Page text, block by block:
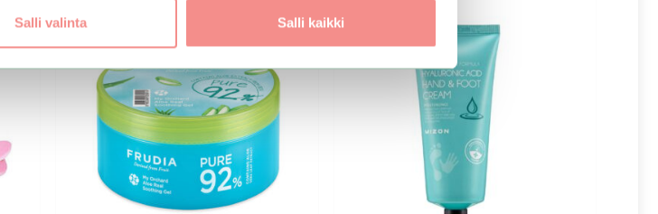
Salli valinta Salli kaikki